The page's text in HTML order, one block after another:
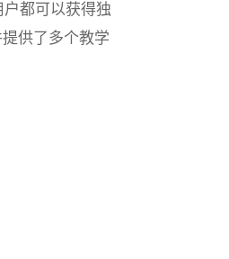
都可以获得独
供了多个教学